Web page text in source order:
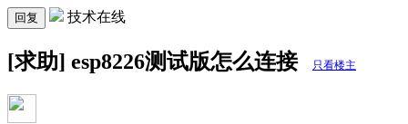
回复 技术在线
[求助] esp8226测试版怎么连接 只看楼主